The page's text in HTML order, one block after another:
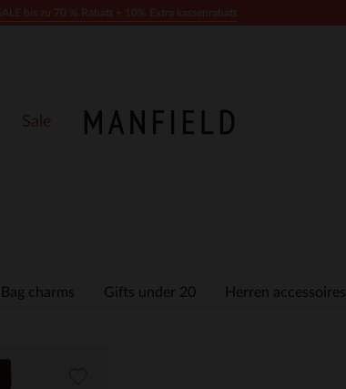
Sale
Bag charms Gifts under 20 Herren accessoires